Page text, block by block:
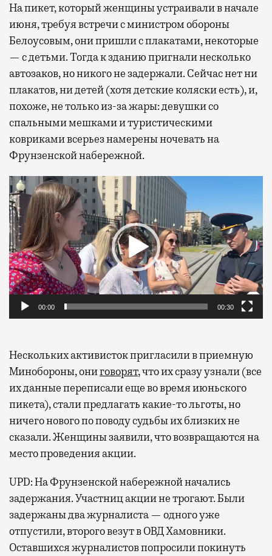
На пикет, который женщины устраивали в начале
июня, требуя встречи с министром обороны
Белоусовым, они пришли с плакатами, некоторые
— с детьми. Тогда к зданию пригнали несколько
автозаков, но никого не задержали. Сейчас нет ни
плакатов, ни детей (хотя детские коляски есть), и,
похоже, не только из-за жары: девушки со
спальными мешками и туристическими
ковриками всерьез намерены ночевать на
Фрунзенской набережной.
Видеоплеер
00:00 00:30
Нескольких активисток пригласили в приемную
Минобороны, ониговорят, что их сразу узнали (все
их данные переписали еще во время июньского
пикета), стали предлагать какие-то льготы, но
ничего нового по поводу судьбы их близких не
сказали. Женщины заявили, что возвращаются на
место проведения акции.
UPD: На Фрунзенской набережной начались
задержания. Участниц акции не трогают. Были
задержаны два журналиста — одного уже
отпустили, второго везут в ОВД Хамовники.
Оставшихся журналистов попросили покинуть